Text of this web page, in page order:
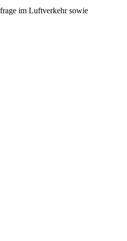
im Luftverkehr sowie